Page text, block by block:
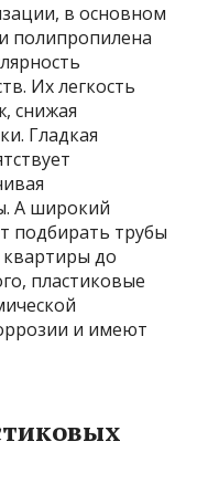
в основном
полипропилена
Их легкость
снижая
Гладкая
А широкий
подбирать трубы
до
пластиковые
и имеют